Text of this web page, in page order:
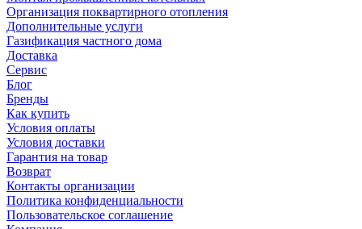
Организация поквартирного отопления
Дополнительные услуги
Газификация частного дома
Доставка
Сервис
Блог
Бренды
Как купить
Условия оплаты
Условия доставки
Гарантия на товар
Возврат
Контакты организации
Политика конфиденциальности
Пользовательское соглашение